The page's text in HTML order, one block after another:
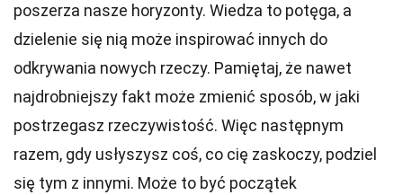
poszerza nasze horyzonty. Wiedza to potęga, a
dzielenie się nią może inspirować innych do
odkrywania nowych rzeczy. Pamiętaj, że nawet
najdrobniejszy fakt może zmienić sposób, w jaki
postrzegasz rzeczywistość. Więc następnym
razem, gdy usłyszysz coś, co cię zaskoczy, podziel
się tym z innymi. Może to być początek